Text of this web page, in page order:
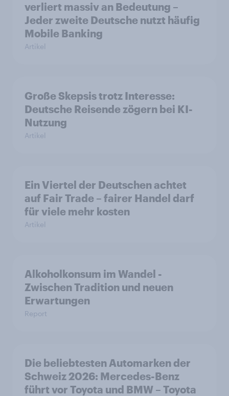
verliert massiv an Bedeutung –
Jeder zweite Deutsche nutzt häufig
Mobile Banking
Artikel
Große Skepsis trotz Interesse:
Deutsche Reisende zögern bei KI-
Nutzung
Artikel
Ein Viertel der Deutschen achtet
auf Fair Trade – fairer Handel darf
für viele mehr kosten
Artikel
Alkoholkonsum im Wandel​ -
Zwischen Tradition und neuen
Erwartungen
Report
Die beliebtesten Automarken der
Schweiz 2026: Mercedes-Benz
führt vor Toyota und BMW – Toyota